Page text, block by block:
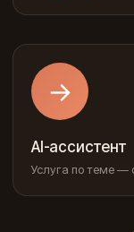
→
AI-ассистент
Услуга по теме —